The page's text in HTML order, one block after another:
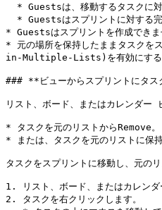
* Guestsはスプリントを作成できま
* 元の場所を保持したままタス
in-Multiple-Lists)を有効にする必
### **ビューからスプリントに
リスト、ボード、またはカレンダー
* タスクを元のリストからRemove。
* または、タスクを元のリストに保持
タスクをスプリントに移動し、元の
1. リスト、ボード、またはカレンダ
2. タスクを右クリックします。